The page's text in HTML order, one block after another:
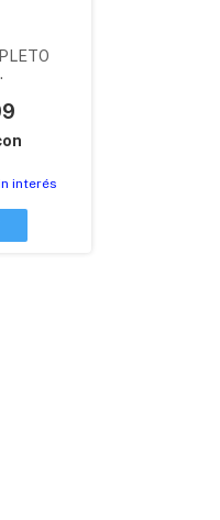
interés